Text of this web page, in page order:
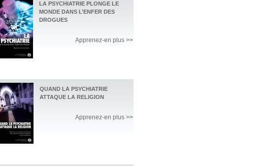
LA PSYCHIATRIE PLONGE LE
MONDE DANS L’ENFER DES
DROGUES
Apprenez-en plus >>
QUAND LA PSYCHIATRIE
ATTAQUE LA RELIGION
Apprenez-en plus >>